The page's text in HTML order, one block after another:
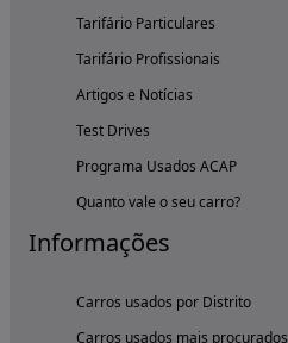
Tarifário Particulares
Tarifário Profissionais
Artigos e Notícias
Test Drives
Programa Usados ACAP
Quanto vale o seu carro?
Informações
Carros usados por Distrito
Carros usados mais procurados